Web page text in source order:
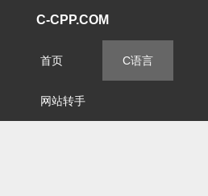
C-CPP.COM
首页 C语言
网站转手